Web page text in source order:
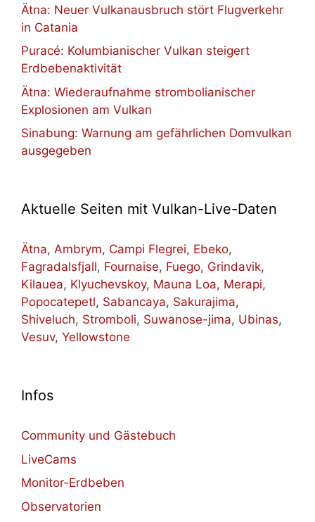
Ätna: Neuer Vulkanausbruch stört Flugverkehr
in Catania
Puracé: Kolumbianischer Vulkan steigert
Erdbebenaktivität
Ätna: Wiederaufnahme strombolianischer
Explosionen am Vulkan
Sinabung: Warnung am gefährlichen Domvulkan
ausgegeben
Aktuelle Seiten mit Vulkan-Live-Daten
Ätna, Ambrym, Campi Flegrei, Ebeko,
Fagradalsfjall, Fournaise, Fuego, Grindavik,
Kilauea, Klyuchevskoy, Mauna Loa, Merapi,
Popocatepetl, Sabancaya, Sakurajima,
Shiveluch, Stromboli, Suwanose-jima, Ubinas,
Vesuv, Yellowstone
Infos
Community und Gästebuch
LiveCams
Monitor-Erdbeben
Observatorien